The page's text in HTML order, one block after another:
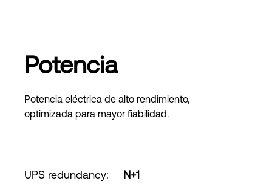
Potencia
Potencia eléctrica de alto rendimiento,
optimizada para mayor fiabilidad.
UPS redundancy: N+1